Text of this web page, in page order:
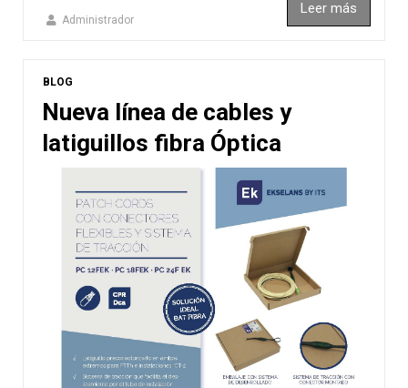
Administrador
Leer más
Nueva línea de cables y
latiguillos fibra Óptica
BLOG